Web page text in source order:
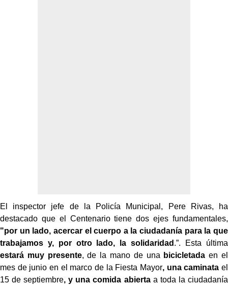
El inspector jefe de la Policía Municipal, Pere Rivas, ha
destacado que el Centenario tiene dos ejes fundamentales,
"por un lado, acercar el cuerpo a la ciudadanía para la que
trabajamos y, por otro lado, la solidaridad .”. Esta última
estará muy presente, de la mano de una bicicletadaen el
mes de junio en el marco de la Fiesta Mayor, una caminata el
15 de septiembre, y una comida abiertaa toda la ciudadanía